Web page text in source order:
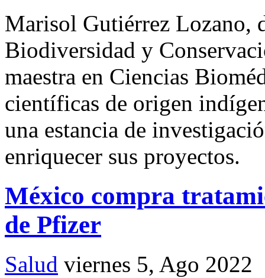
Marisol Gutiérrez Lozano,
Biodiversidad y
maestra en Ciencias
científicas de origen
una estancia de
enriquecer sus proyectos.
México compra
de Pfizer
Salud viernes 5, Ago 2022